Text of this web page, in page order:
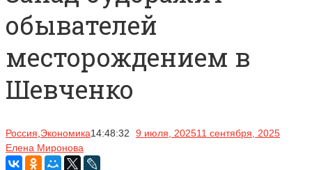
обывателей
месторождением в
Шевченко
Россия Экономика14:48:32 9 июля, 202511 сентября, 2025
Елена Миронова